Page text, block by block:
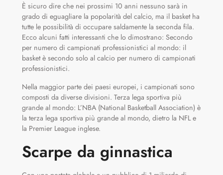
È sicuro dire che nei prossimi 10 anni nessuno sarà in
grado di eguagliare la popolarità del calcio, ma il basket ha
tutte le possibilità di occupare saldamente la seconda fila.
Ecco alcuni fatti interessanti che lo dimostrano: Secondo
per numero di campionati professionistici al mondo: il
basket è secondo solo al calcio per numero di campionati
professionistici.
Nella maggior parte dei paesi europei, i campionati sono
composti da diverse divisioni. Terza lega sportiva più
grande al mondo: L’NBA (National Basketball Association) è
la terza lega sportiva più grande al mondo, dietro la NFL e
la Premier League inglese.
Scarpe da ginnastica